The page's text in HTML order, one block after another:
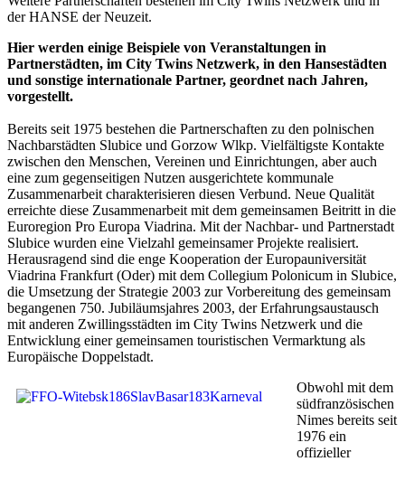
der HANSE der Neuzeit.
Hier werden einige Beispiele von Veranstaltungen in
Partnerstädten, im City Twins Netzwerk, in den Hansestädten
und sonstige internationale Partner, geordnet nach Jahren,
vorgestellt.
Bereits seit 1975 bestehen die Partnerschaften zu den polnischen
Nachbarstädten Slubice und Gorzow Wlkp. Vielfältigste Kontakte
zwischen den Menschen, Vereinen und Einrichtungen, aber auch
eine zum gegenseitigen Nutzen ausgerichtete kommunale
Zusammenarbeit charakterisieren diesen Verbund. Neue Qualität
erreichte diese Zusammenarbeit mit dem gemeinsamen Beitritt in die
Euroregion Pro Europa Viadrina. Mit der Nachbar- und Partnerstadt
Slubice wurden eine Vielzahl gemeinsamer Projekte realisiert.
Herausragend sind die enge Kooperation der Europauniversität
Viadrina Frankfurt (Oder) mit dem Collegium Polonicum in Slubice,
die Umsetzung der Strategie 2003 zur Vorbereitung des gemeinsam
begangenen 750. Jubiläumsjahres 2003, der Erfahrungsaustausch
mit anderen Zwillingsstädten im City Twins Netzwerk und die
Entwicklung einer gemeinsamen touristischen Vermarktung als
Europäische Doppelstadt.
Obwohl mit dem
südfranzösischen
Nimes bereits seit
1976 ein
offizieller